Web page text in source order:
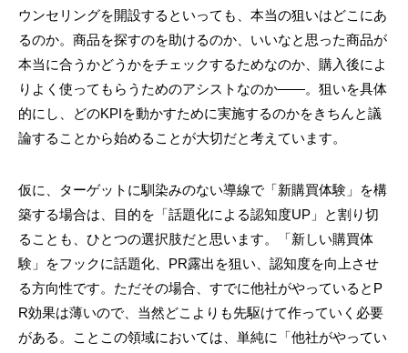
ウンセリングを開設するといっても、本当の狙いはどこにあ
るのか。商品を探すのを助けるのか、いいなと思った商品が
本当に合うかどうかをチェックするためなのか、購入後によ
りよく使ってもらうためのアシストなのか――。狙いを具体
的にし、どのKPIを動かすために実施するのかをきちんと議
論することから始めることが大切だと考えています。
仮に、ターゲットに馴染みのない導線で「新購買体験」を構
築する場合は、目的を「話題化による認知度UP」と割り切
ることも、ひとつの選択肢だと思います。「新しい購買体
験」をフックに話題化、PR露出を狙い、認知度を向上させ
る方向性です。ただその場合、すでに他社がやっているとP
R効果は薄いので、当然どこよりも先駆けて作っていく必要
がある。ことこの領域においては、単純に「他社がやってい